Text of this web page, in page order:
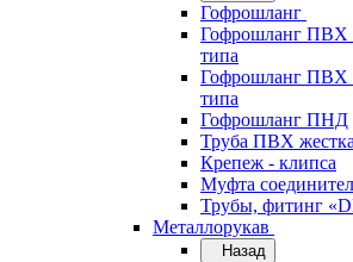
Гофрошланг
Гофрошланг ПВХ
типа
Гофрошланг ПВХ
типа
Гофрошланг ПНД
Труба ПВХ
Крепеж - клипса
Муфта
Трубы, фитинг
Металлорукав
Назад